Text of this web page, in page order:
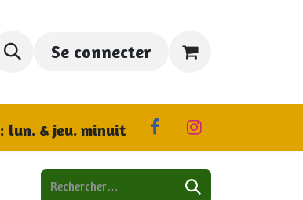
Se connecter
lun. & jeu. minuit